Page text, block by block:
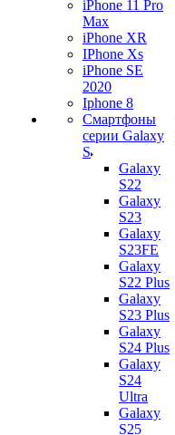
iPhone 11 Pro
Max
iPhone XR
IPhone Xs
iPhone SE
2020
Iphone 8
Смартфоны
серии Galaxy
S
Galaxy
S22
Galaxy
S23
Galaxy
S23FE
Galaxy
S22 Plus
Galaxy
S23 Plus
Galaxy
S24 Plus
Galaxy
S24
Ultra
Galaxy
S25